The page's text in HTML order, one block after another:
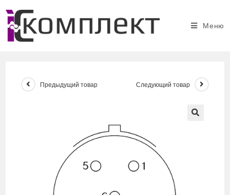
содержимому
Меню
Предыдущий товар Следующий товар